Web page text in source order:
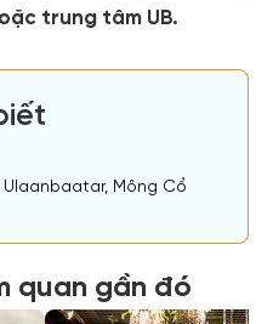
trung tâm UB.
Mông Cổ
quan gần đó